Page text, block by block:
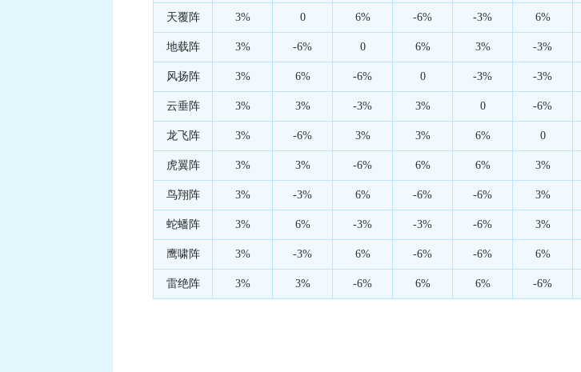
天覆阵 3% 0 6% -6% -3% 6%
地载阵 3% -6% 0 6% 3% -3%
风扬阵 3% 6% -6% 0 -3% -3%
云垂阵 3% 3% -3% 3% 0 -6%
龙飞阵 3% -6% 3% 3% 6% 0
虎翼阵 3% 3% -6% 6% 6% 3%
鸟翔阵 3% -3% 6% -6% -6% 3%
蛇蟠阵 3% 6% -3% -3% -6% 3%
鹰啸阵 3% -3% 6% -6% -6% 6%
雷绝阵 3% 3% -6% 6% 6% -6%